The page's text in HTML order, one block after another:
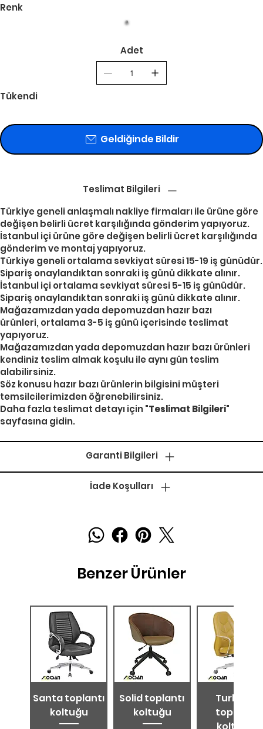
Renk
Adet
Tükendi
Geldiğinde Bildir
Teslimat Bilgileri
Türkiye geneli anlaşmalı nakliye firmaları ile ürüne göre
değişen belirli ücret karşılığında gönderim yapıyoruz.
İstanbul içi ürüne göre değişen belirli ücret karşılığında
gönderim ve montaj yapıyoruz.
Türkiye geneli ortalama sevkiyat süresi 15-19 iş günüdür.
Sipariş onaylandıktan sonraki iş günü dikkate alınır.
İstanbul içi ortalama sevkiyat süresi 5-15 iş günüdür.
Sipariş onaylandıktan sonraki iş günü dikkate alınır.
Mağazamızdan yada depomuzdan hazır bazı
ürünleri, ortalama 3-5 iş günü içerisinde teslimat
yapıyoruz.
Mağazamızdan yada depomuzdan hazır bazı ürünleri
kendiniz teslim almak koşulu ile aynı gün teslim
alabilirsiniz.
Söz konusu hazır bazı ürünlerin bilgisini müşteri
temsilcilerimizden öğrenebilirsiniz.
Daha fazla teslimat detayı için "Teslimat Bilgileri"
sayfasına gidin.
Garanti Bilgileri
İade Koşulları
Benzer Ürünler
Santa toplantı
koltuğu
Solid toplantı
koltuğu
Turkuaz
toplantı